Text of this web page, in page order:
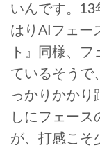
いんです。13
はりAIフェー
ト』同様、
ているそうで
っかりかかり
しにフェース
が、打感こそ